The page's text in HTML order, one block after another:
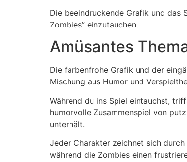
Die beeindruckende Grafik und das
Zombies” einzutauchen.
Amüsantes
Die farbenfrohe Grafik und der
Mischung aus Humor und
Während du ins Spiel eintauchst,
humorvolle Zusammenspiel von
unterhält.
Jeder Charakter zeichnet sich
während die Zombies einen